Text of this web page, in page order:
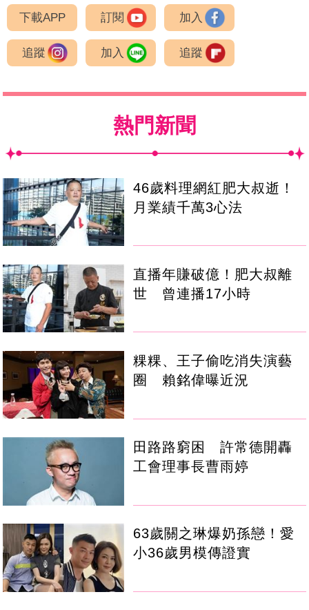
下載APP 訂閱 加入
追蹤 加入 追蹤
熱門新聞
46歲料理網紅肥大叔逝！
月業績千萬3心法
直播年賺破億！肥大叔離
世 曾連播17小時
粿粿、王子偷吃消失演藝
圈 賴銘偉曝近況
田路路窮困 許常德開轟
工會理事長曹雨婷
63歲關之琳爆奶孫戀！愛
小36歲男模傳證實